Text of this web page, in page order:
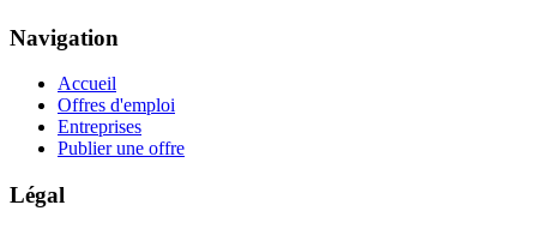
Navigation
Accueil
Offres d'emploi
Entreprises
Publier une offre
Légal